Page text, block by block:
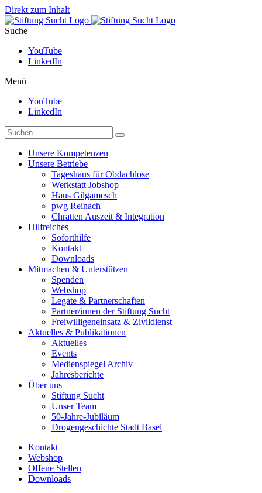
Direkt zum Inhalt
Suche
YouTube
LinkedIn
Menü
YouTube
LinkedIn
Unsere Kompetenzen
Unsere Betriebe
Tageshaus für Obdachlose
Werkstatt Jobshop
Haus Gilgamesch
pwg Reinach
Chratten Auszeit & Integration
Hilfreiches
Soforthilfe
Kontakt
Downloads
Mitmachen & Unterstützen
Spenden
Webshop
Legate & Partnerschaften
Partner/innen der Stiftung Sucht
Freiwilligeneinsatz & Zivildienst
Aktuelles & Publikationen
Aktuelles
Events
Medienspiegel Archiv
Jahresberichte
Über uns
Stiftung Sucht
Unser Team
50-Jahre-Jubiläum
Drogengeschichte Stadt Basel
Kontakt
Webshop
Offene Stellen
Downloads